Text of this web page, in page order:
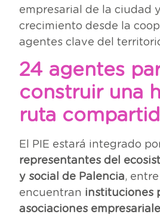
empresarial de la ciudad
crecimiento desde la
agentes clave del
24 agentes
construir una
ruta
El PIE estará integrado
representantes del
y social de Palencia,
encuentran instituciones
asociaciones